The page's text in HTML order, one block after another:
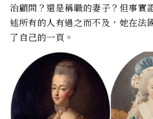
治顧問？還是稱職的妻子？但事實
述所有的人有過之而不及，她在法
了自己的一頁。